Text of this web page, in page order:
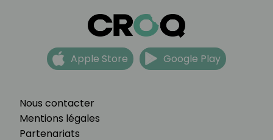
Nous contacter
Mentions légales
Partenariats
Apple Store Google Play